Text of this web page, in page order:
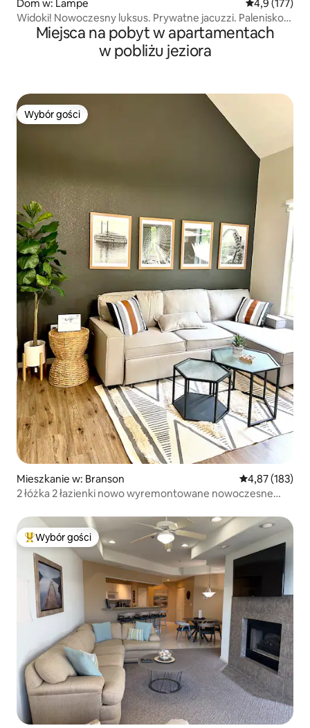
Dom w: Lampe Średnia
4,9 (177)
Widoki! Nowoczesny luksus. Prywatne jacuzzi. Palenisko.
Hamak.
Miejsca na pobyt w apartamentach
w pobliżu jeziora
Wybór gości
Wybór gości
Mieszkanie w: Branson Średnia
4,87 (183)
2 łóżka 2 łazienki nowo wyremontowane nowoczesne
Najpopularniejsze z kategorii Wybór gości
Wybór gości